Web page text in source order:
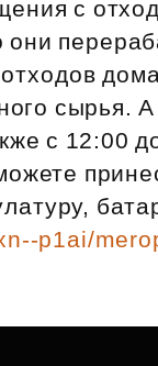
Субсидии
с
они
сырья.
c 12:00
p1ai/